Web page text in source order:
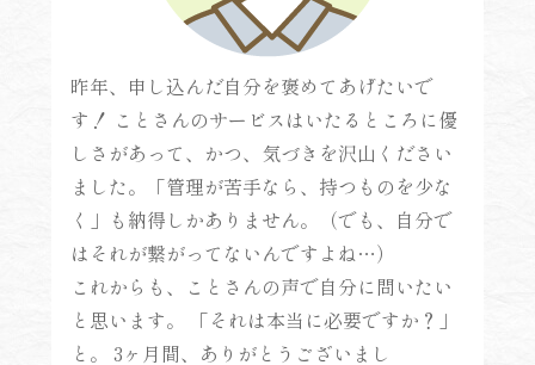
昨年、申し込んだ自分を褒めてあげたいで
す！ ことさんのサービスはいたるところに優
しさがあって、かつ、気づきを沢山ください
ました。「管理が苦手なら、持つものを少な
く」も納得しかありません。（でも、自分で
はそれが繋がってないんですよね…）
これからも、ことさんの声で自分に問いたい
と思います。 「それは本当に必要ですか？」
と。 3ヶ月間、ありがとうございまし